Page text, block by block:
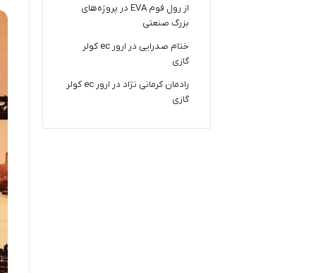
از رول فوم EVA در پروژه‌های
بزرگ صنعتی
ختام صدرایی در
ارور ec کولر
گازی
رادمان کرمانی نژاد در
ارور ec کولر
گازی